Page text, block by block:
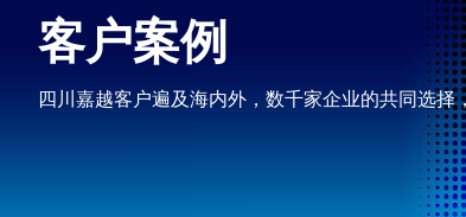
客户案例
四川嘉越客户遍及海内外，数千家企业的共同选择